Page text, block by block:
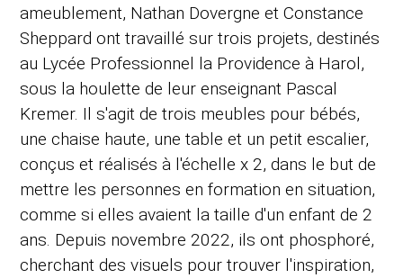
ameublement, Nathan Dovergne et Constance
Sheppard ont travaillé sur trois projets, destinés
au Lycée Professionnel la Providence à Harol,
sous la houlette de leur enseignant Pascal
Kremer. Il s'agit de trois meubles pour bébés,
une chaise haute, une table et un petit escalier,
conçus et réalisés à l'échelle x 2, dans le but de
mettre les personnes en formation en situation,
comme si elles avaient la taille d'un enfant de 2
ans. Depuis novembre 2022, ils ont phosphoré,
cherchant des visuels pour trouver l'inspiration,